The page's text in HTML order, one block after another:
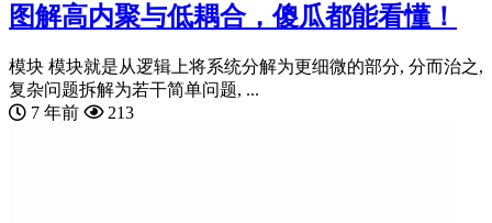
图解高内聚与低耦合，傻瓜都能看懂！
模块 模块就是从逻辑上将系统分解为更细微的部分, 分而治之,
复杂问题拆解为若干简单问题, ...
7 年前
213